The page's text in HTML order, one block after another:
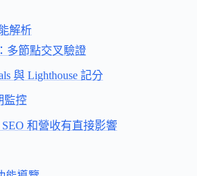
解析
多節點交叉驗證
與 Lighthouse 記分
監控
和營收有直接影響